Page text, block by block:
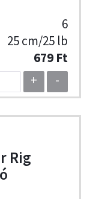
6
25 cm/25 lb
679 Ft
+
-
Rig